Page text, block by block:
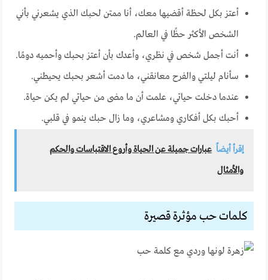
أعتز بكل لحظة أقضيها معك، أنا ممتن لحبك الذي يشعرني بأني
الشخص الأكثر حظًا في العالم.
أنت أجمل شخص في نظري، وأعدك بأن أعتز بحبك وأحميه دومًا.
سأنام ليلتي والفرح معانقني، ما دمت أشعر بحبك يحيطني.
عندما دخلت حياتي، علمت أن ما مضى من حياتي لم يكن حياة.
أحبك بكل أفكاري ومشاعري، وما زال حبك ينمو في قلبي.
إقرأ أيضاً عبارات جميلة عن الحياة وأروع الاقتباسات والحكم
والأمثال
كلمات حب مؤثرة قصيرة